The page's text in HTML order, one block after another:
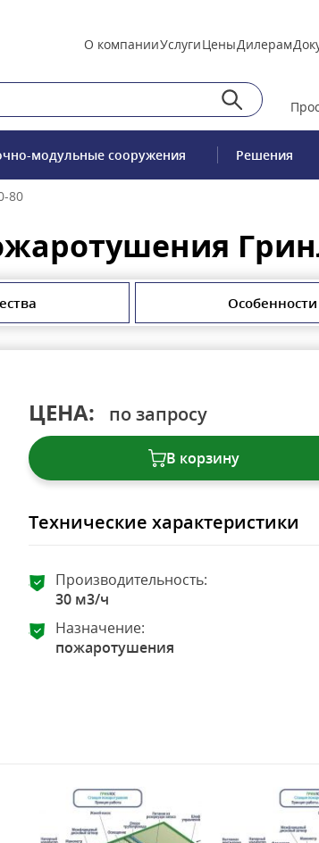
О компанииУслугиЦеныДилерам
модульные сооружения Решения
80
Особенности
ЦЕНА: по запросу
В корзину
Технические характеристики
Производительность:
30 м3/ч
Назначение:
пожаротушения